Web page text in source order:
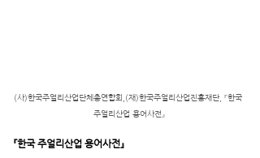
(사)한국주얼리산업단체총연합회,(재)한국주얼리산업진흥재단, 『한국
주얼리산업 용어사전』
『한국 주얼리산업 용어사전』